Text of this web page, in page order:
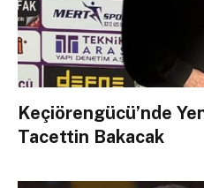
Keçiörengücü’nde
Tacettin Bakacak